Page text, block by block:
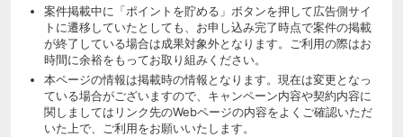
案件掲載中に「ポイントを貯める」ボタンを押して広告側サイ
トに遷移していたとしても、お申し込み完了時点で案件の掲載
が終了している場合は成果対象外となります。ご利用の際はお
時間に余裕をもってお取り組みください。
本ページの情報は掲載時の情報となります。現在は変更となっ
ている場合がございますので、キャンペーン内容や契約内容に
関しましてはリンク先のWebページの内容をよくご確認いただ
いた上で、ご利用をお願いいたします。